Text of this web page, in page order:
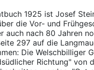
1925 ist Josef
die Vor- und
auch nach 80 Jahren
297 auf die
Die Welschbilliger
Richtung" von